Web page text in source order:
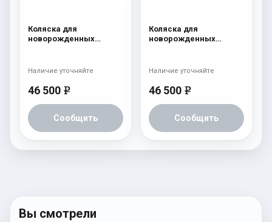
Коляска для
новорожденных
46 500 e
Сообщить
Наличие уточняйте
Коляска для
новорожденных
46 500 e
Сообщить
Наличие уточняйте
Вы смотрели